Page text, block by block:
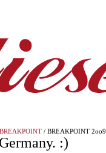
BREAKPOINT / BREAKPOINT 2oo9
:)